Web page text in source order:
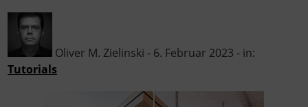
Oliver M. Zielinski - 6. Februar 2023 - in:
Tutorials